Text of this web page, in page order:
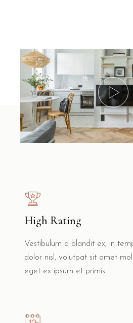
High Rating
Vestibulum a blandit ex, in
dolor nisl, volutpat sit amet
eget ex ipsum et primis.